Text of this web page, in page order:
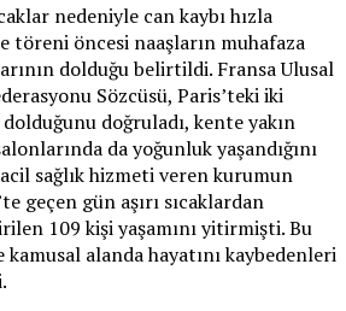
nedeniyle can kaybı hızla
töreni öncesi naaşların muhafaza
dolduğu belirtildi. Fransa Ulusal
Sözcüsü, Paris’teki iki
doğruladı, kente yakın
da yoğunluk yaşandığını
sağlık hizmeti veren kurumun
geçen gün aşırı sıcaklardan
109 kişi yaşamını yitirmişti. Bu
kamusal alanda hayatını kaybedenleri